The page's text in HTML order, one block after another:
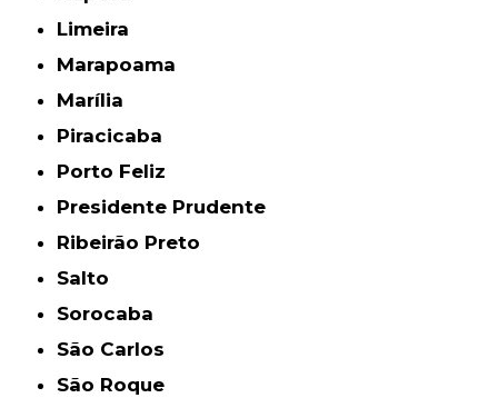
Limeira
Marapoama
Marília
Piracicaba
Porto Feliz
Presidente Prudente
Ribeirão Preto
Salto
Sorocaba
São Carlos
São Roque